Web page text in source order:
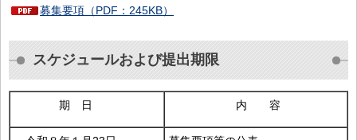
募集要項（PDF：245KB）
スケジュールおよび提出期限
期 日 内 容